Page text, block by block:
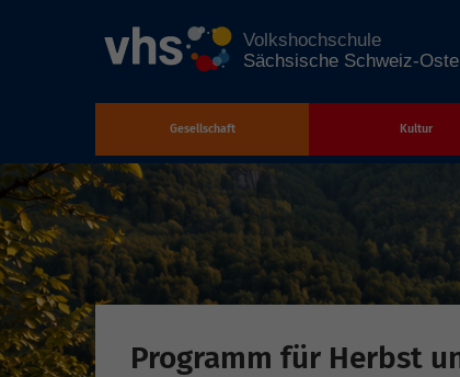
Zum Hauptinhalt springen
Gesellschaft Kultur
Programm für Herbst